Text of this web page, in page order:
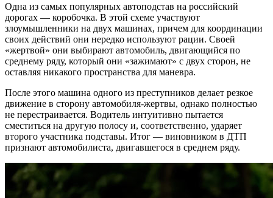
Одна из самых популярных автоподстав на российский
дорогах — коробочка. В этой схеме участвуют
злоумышленники на двух машинах, причем для координации
своих действий они нередко используют рации. Своей
«жертвой» они выбирают автомобиль, двигающийся по
среднему ряду, который они «зажимают» с двух сторон, не
оставляя никакого пространства для маневра.
После этого машина одного из преступников делает резкое
движение в сторону автомобиля-жертвы, однако полностью
не перестраивается. Водитель интуитивно пытается
сместиться на другую полосу и, соответственно, ударяет
второго участника подставы. Итог — виновником в ДТП
признают автомобилиста, двигавшегося в среднем ряду.